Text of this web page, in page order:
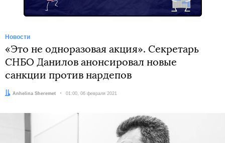
Новости
«Это не одноразовая акция». Секретарь
СНБО Данилов анонсировал новые
санкции против нардепов
Автор:
Anhelina Sheremet Дата:
01:00, 06 февраля 2021